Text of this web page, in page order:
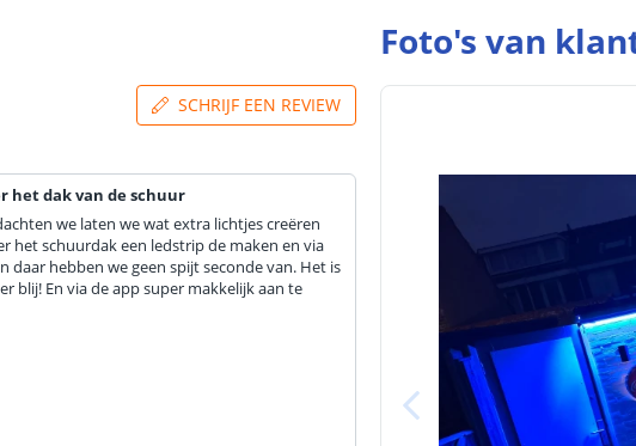
SCHRIJF EEN REVIEW
het dak van de schuur
we laten we wat extra lichtjes creëren
het schuurdak een ledstrip de maken en via
hebben we geen spijt seconde van. Het is
blij! En via de app super makkelijk aan te
Foto's van